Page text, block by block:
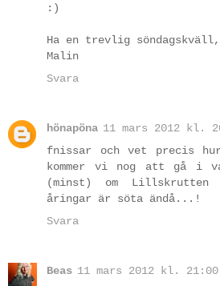
:)
Ha en trevlig söndagskväll,
Malin
Svara
hönapöna 11 mars 2012 kl.
fnissar och vet precis
kommer vi nog att gå i
(minst) om Lillskrutten
åringar är söta ändå...!
Svara
Beas 11 mars 2012 kl. 21:00